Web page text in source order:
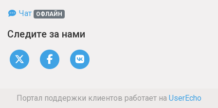
Чат ОФЛАЙН
Следите за нами
Портал поддержки клиентов работает на UserEcho